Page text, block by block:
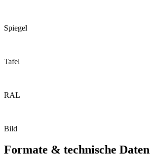
Spiegel
Tafel
RAL
Bild
Formate & technische Daten